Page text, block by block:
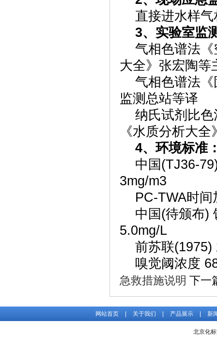
直接进水样气
3、实验室监
气相色谱法《
大全》张宏陶等
气相色谱法《
监测总站等译
纳氏试剂比色
《水质分析大
4、环境标准
中国(TJ36-79)
3mg/m3
PC-TWA时间
中国(待颁布)
5.0mg/L
前苏联(1975)
嗅觉阈浓度
急救措施说明 下一
网站首页 关于我们 产品展示 新
北京化